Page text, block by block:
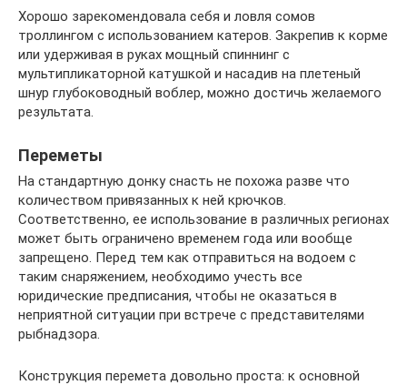
Хорошо зарекомендовала себя и ловля сомов
троллингом с использованием катеров. Закрепив к корме
или удерживая в руках мощный спиннинг с
мультипликаторной катушкой и насадив на плетеный
шнур глубоководный воблер, можно достичь желаемого
результата.
Переметы
На стандартную донку снасть не похожа разве что
количеством привязанных к ней крючков.
Соответственно, ее использование в различных регионах
может быть ограничено временем года или вообще
запрещено. Перед тем как отправиться на водоем с
таким снаряжением, необходимо учесть все
юридические предписания, чтобы не оказаться в
неприятной ситуации при встрече с представителями
рыбнадзора.
Конструкция перемета довольно проста: к основной